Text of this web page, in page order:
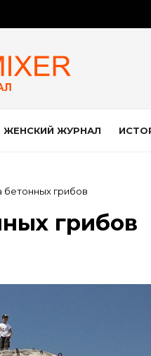
ЖЕНСКИЙ ЖУРНАЛ
бетонных грибов
грибов